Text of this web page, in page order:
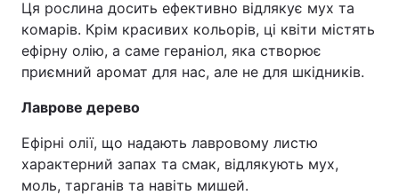
Ця рослина досить ефективно відлякує мух та
комарів. Крім красивих кольорів, ці квіти містять
ефірну олію, а саме гераніол, яка створює
приємний аромат для нас, але не для шкідників.
Лаврове дерево
Ефірні олії, що надають лавровому листю
характерний запах та смак, відлякують мух,
моль, тарганів та навіть мишей.